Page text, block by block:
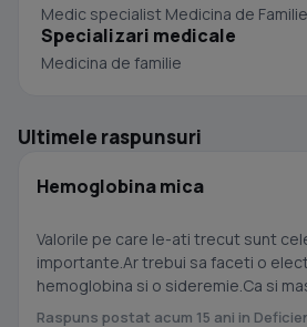
Medic specialist Medicina de Familie
Specializari medicale
Medicina de familie
Ultimele raspunsuri
Hemoglobina mica
Valorile pe care le-ati trecut sunt
importante.Ar trebui sa faceti o electroforeza de
hemoglobina si o sideremie.Ca si
Raspuns postat acum 15 ani in